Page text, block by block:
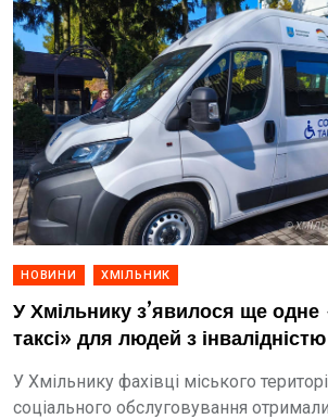
НОВИНИ ХМІЛЬНИК
У Хмільнику з’явилося ще одне
таксі» для людей з інвалідністю
У Хмільнику фахівці міського
соціального обслуговування